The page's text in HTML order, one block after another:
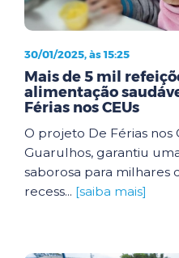
30/01/2025, às 15:25
Mais de 5 mil
alimentação
Férias nos CEUs
O projeto De Férias nos
Guarulhos, garantiu
saborosa para milhares
recess... [saiba mais]